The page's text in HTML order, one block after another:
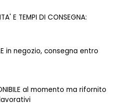
E TEMPI DI CONSEGNA:
in negozio, consegna entro
al momento ma rifornito